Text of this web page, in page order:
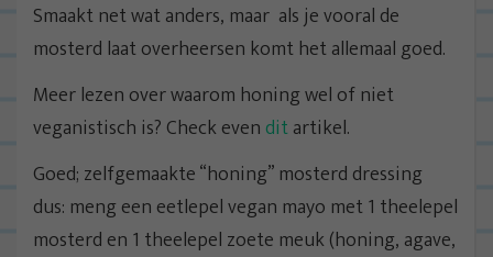
Smaakt net wat anders, maar als je vooral de
mosterd laat overheersen komt het allemaal goed.
Meer lezen over waarom honing wel of niet
veganistisch is? Check even ditartikel.
Goed; zelfgemaakte “honing” mosterd dressing
dus: meng een eetlepel vegan mayo met 1 theelepel
mosterd en 1 theelepel zoete meuk (honing, agave,